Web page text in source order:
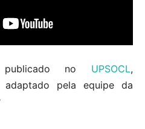
publicado no UPSOCL,
pela equipe da